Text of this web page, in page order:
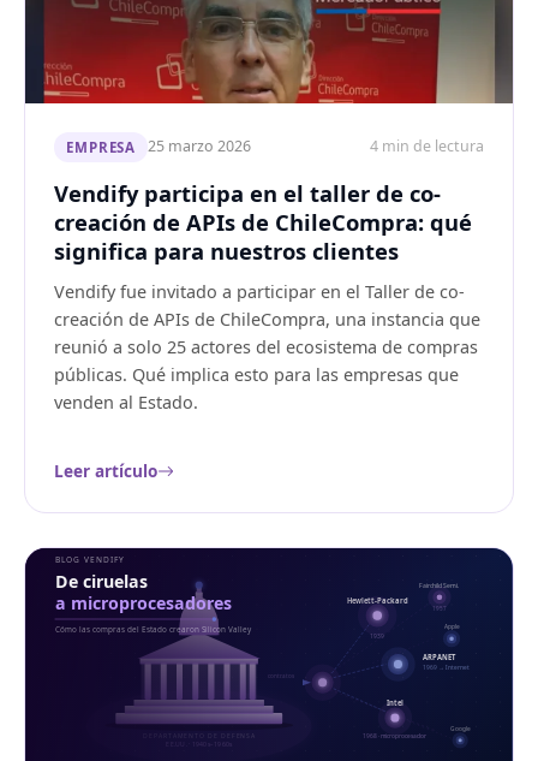
EMPRESA 25 marzo 2026 4 min de lectura
Vendify participa en el taller de co-
creación de APIs de ChileCompra: qué
significa para nuestros clientes
Vendify fue invitado a participar en el Taller de co-
creación de APIs de ChileCompra, una instancia que
reunió a solo 25 actores del ecosistema de compras
públicas. Qué implica esto para las empresas que
venden al Estado.
Leer artículo